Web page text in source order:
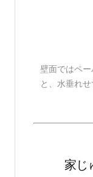
壁面ではペ
と、水垂れ
家じ